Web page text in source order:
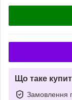
Що таке
Замовлення